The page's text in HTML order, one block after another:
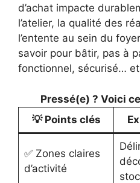
d’achat impacte
l’atelier, la qualité des
l’entente au sein du
savoir pour bâtir, pas à
fonctionnel, sécurisé…
Pressé(e) ? Voici
💡 Points clés
✅ Zones claires
d’activité